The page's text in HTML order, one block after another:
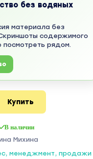
без водяных
материала без
содержимого
посмотреть рядом.
Купить
В наличии
Михина
менеджмент, продажи